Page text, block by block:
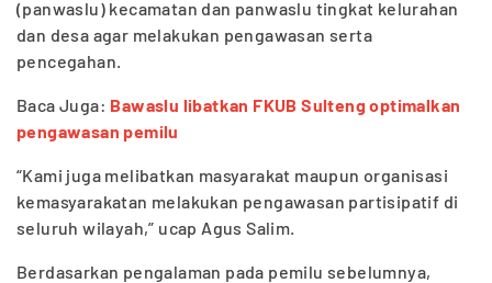
(panwaslu) kecamatan dan panwaslu tingkat kelurahan
dan desa agar melakukan pengawasan serta
pencegahan.
Baca Juga: Bawaslu libatkan FKUB Sulteng optimalkan
pengawasan pemilu
“Kami juga melibatkan masyarakat maupun organisasi
kemasyarakatan melakukan pengawasan partisipatif di
seluruh wilayah,” ucap Agus Salim.
Berdasarkan pengalaman pada pemilu sebelumnya,